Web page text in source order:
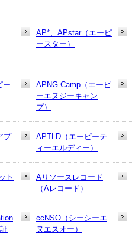
AP*、APstar（エーピ
ースター）
ー
APNG Camp（エーピ
ーエヌジーキャン
プ）
プ
APTLD（エーピーテ
ィーエルディー）
ト
Aリソースレコード
（Aレコード）
ccNSO（シーシーエ
ヌエスオー）